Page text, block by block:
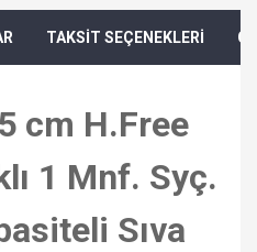
TAKSİT SEÇENEKLERİ
cm H.Free
1 Mnf. Syç.
Sıva